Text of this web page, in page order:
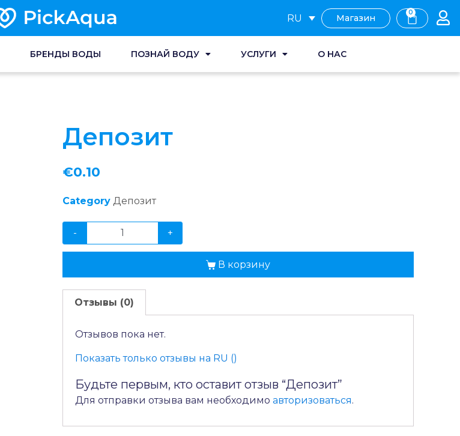
RU Магазин
0
БРЕНДЫ ВОДЫ ПОЗНАЙ ВОДУ УСЛУГИ О НАС
Депозит
€0.10
Category Депозит
- +
В корзину
Отзывы (0)
Отзывов пока нет.
Показать только отзывы на RU ()
Будьте первым, кто оставит отзыв “Депозит”
Для отправки отзыва вам необходимо авторизоваться.